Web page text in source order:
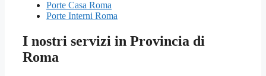
Porte Casa Roma
Porte Interni Roma
I nostri servizi in Provincia di
Roma